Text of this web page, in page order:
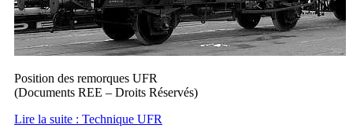
Position des remorques UFR
(Documents REE – Droits Réservés)
Lire la suite : Technique UFR